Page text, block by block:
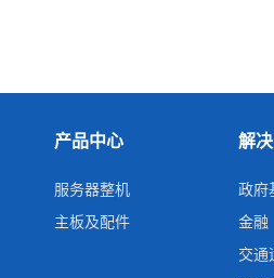
产品中心
服务器整机
主板及配件
解
政府
金融
交通